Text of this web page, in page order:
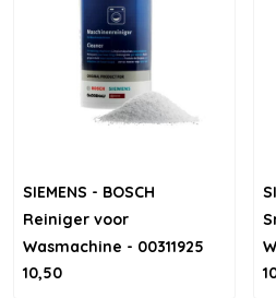
SIEMENS - BOSCH
Reiniger voor
Wasmachine - 00311925
10,50